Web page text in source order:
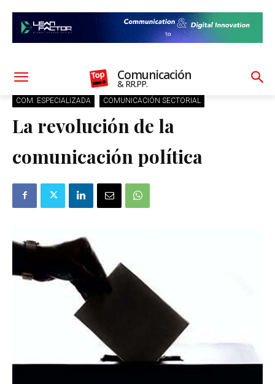
Comunicación
& RR.PP.
COM. ESPECIALIZADA COMUNICACIÓN SECTORIAL
La revolución de la
comunicación política